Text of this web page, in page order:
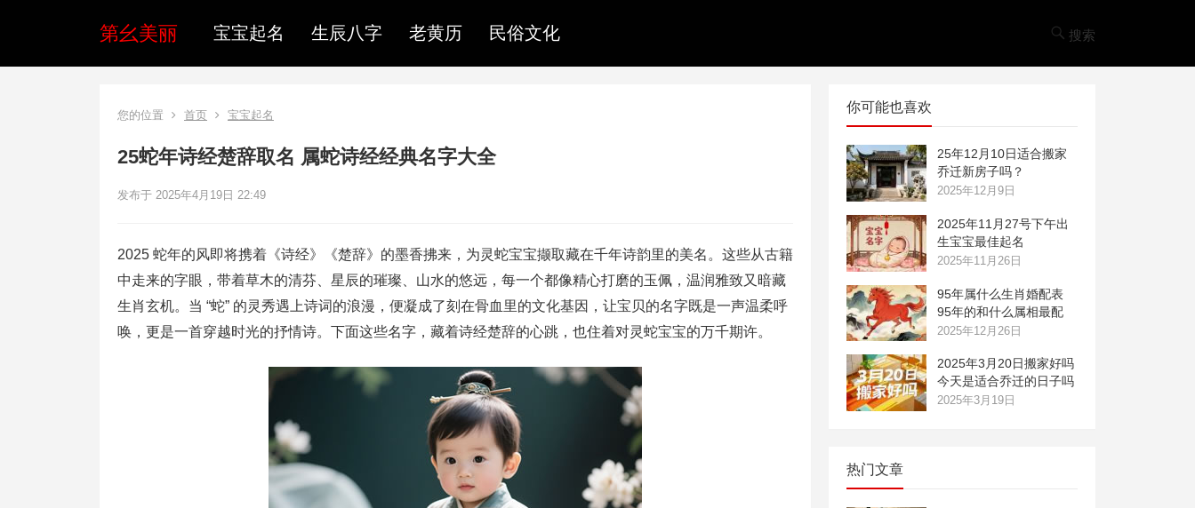
第幺美丽 宝宝起名 生辰八字 老黄历 民俗文化 搜索
您的位置 首页 宝宝起名
25蛇年诗经楚辞取名 属蛇诗经经典名字大全
发布于 2025年4月19日 22:49
2025 蛇年的风即将携着《诗经》《楚辞》的墨香拂来，为灵蛇宝宝撷取藏在千年诗韵里的美名。这些从古籍
中走来的字眼，带着草木的清芬、星辰的璀璨、山水的悠远，每一个都像精心打磨的玉佩，温润雅致又暗藏
生肖玄机。当 “蛇” 的灵秀遇上诗词的浪漫，便凝成了刻在骨血里的文化基因，让宝贝的名字既是一声温柔呼
唤，更是一首穿越时光的抒情诗。下面这些名字，藏着诗经楚辞的心跳，也住着对灵蛇宝宝的万千期许。
你可能也喜欢
25年12月10日适合搬家
乔迁新房子吗？
2025年12月9日
2025年11月27号下午出
生宝宝最佳起名
2025年11月26日
95年属什么生肖婚配表
95年的和什么属相最配
2025年12月26日
2025年3月20日搬家好吗
今天是适合乔迁的日子吗
2025年3月19日
热门文章